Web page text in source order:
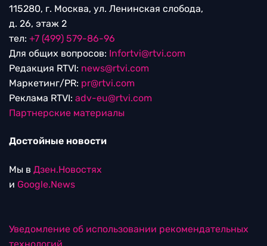
115280, г. Москва, ул. Ленинская слобода,
д. 26, этаж 2
тел: +7 (499) 579-86-96
Для общих вопросов: Infortvi@rtvi.com
Редакция RTVI: news@rtvi.com
Маркетинг/PR: pr@rtvi.com
Реклама RTVI: adv-eu@rtvi.com
Партнерские материалы
Достойные новости
Мы в Дзен.Новостях
и Google.News
Уведомление об использовании рекомендательных